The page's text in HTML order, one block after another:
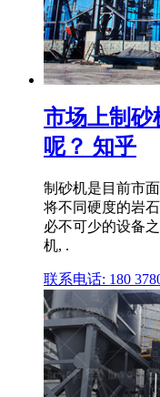
市场上制砂
呢？ 知乎
制砂机是目前市
将不同硬度的岩
必不可少的设备
机, .
联系电话: 180